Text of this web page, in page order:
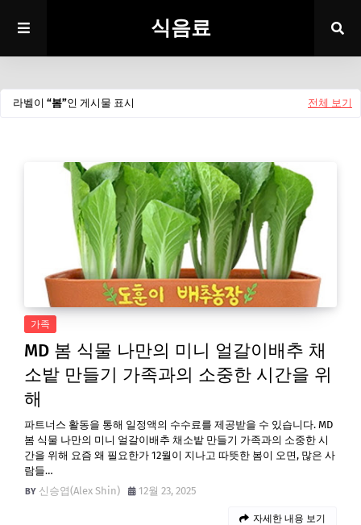
식음료
라벨이 봄 인 게시물 표시 전체 보기
가족
MD 봄 식물 나만의 미니 얼갈이배추 채
소밭 만들기 가족과의 소중한 시간을 위
해
파트너스 활동을 통해 일정액의 수수료를 제공받을 수 있습니다. MD
봄 식물 나만의 미니 얼갈이배추 채소밭 만들기 가족과의 소중한 시
간을 위해 요즘 왜 필요한가 12월이 지나고 따뜻한 봄이 오면, 많은 사
람들…
신승엽(Alex Shin)
12월 23, 2025
자세한 내용 보기